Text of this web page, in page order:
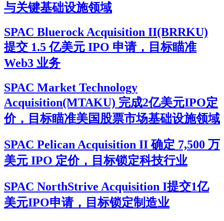
与关键基础设施领域
SPAC Bluerock Acquisition II(BRRKU)
提交 1.5 亿美元 IPO 申请，目标瞄准
Web3 业务
SPAC Market Technology
Acquisition(MTAKU) 完成2亿美元IPO定
价，目标瞄准美国股票市场基础设施领域
SPAC Pelican Acquisition II 确定 7,500 万
美元 IPO 定价，目标锁定科技行业
SPAC NorthStrive Acquisition I提交1亿
美元IPO申请，目标锁定制造业